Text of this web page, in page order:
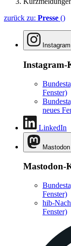
zurück zu: Presse ()
Instagram
Instagram-
Fenster)
neues
LinkedIn
Mastodon
Mastodon-
Fenster)
hib-
Fenster)